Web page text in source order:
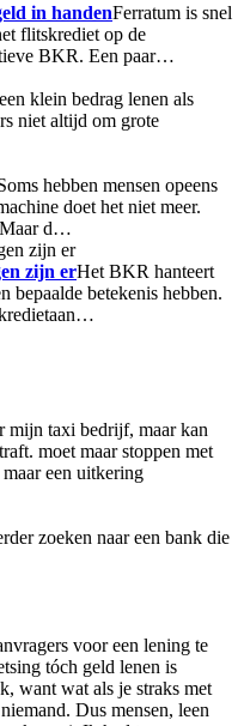
in handenFerratum is snel
flitskrediet op de
BKR. Een paar…
klein bedrag lenen als
niet altijd om grote
hebben mensen opeens
doet het niet meer.
Maar d…
zijn erHet BKR hanteert
bepaalde betekenis hebben.
mijn taxi bedrijf, maar kan
moet maar stoppen met
een uitkering
zoeken naar een bank die
voor een lening te
tóch geld lenen is
want wat als je straks met
Dus mensen, leen